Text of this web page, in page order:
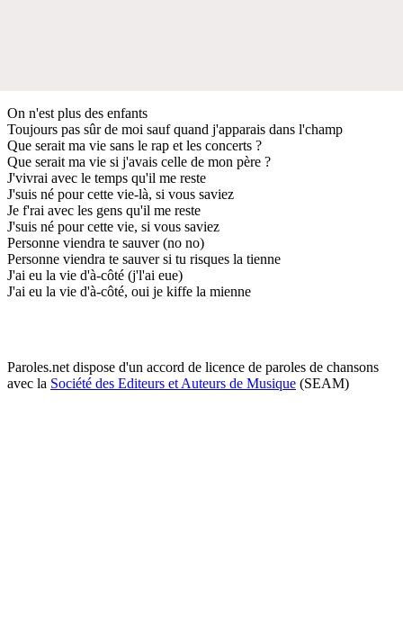
On n'est plus des enfants
Toujours pas sûr de moi sauf quand j'apparais dans l'champ
Que serait ma vie sans le rap et les concerts ?
Que serait ma vie si j'avais celle de mon père ?
J'vivrai avec le temps qu'il me reste
J'suis né pour cette vie-là, si vous saviez
Je f'rai avec les gens qu'il me reste
J'suis né pour cette vie, si vous saviez
Personne viendra te sauver (no no)
Personne viendra te sauver si tu risques la tienne
J'ai eu la vie d'à-côté (j'l'ai eue)
J'ai eu la vie d'à-côté, oui je kiffe la mienne
Paroles.net dispose d'un accord de licence de paroles de chansons
avec la Société des Editeurs et Auteurs de Musique (SEAM)